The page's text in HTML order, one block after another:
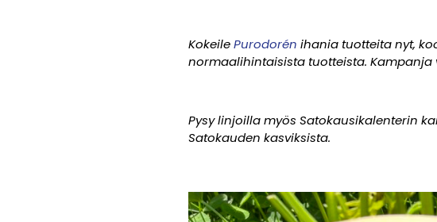
KokeilePurodorén ihania tuotteita nyt,
normaalihintaisista tuotteista. Kampanja
Pysy linjoilla myös Satokausikalenterin
Satokauden kasviksista.